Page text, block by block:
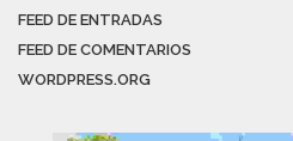
FEED DE ENTRADAS
FEED DE COMENTARIOS
WORDPRESS.ORG